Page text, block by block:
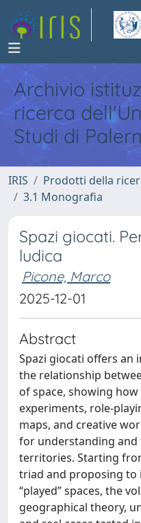
Archivio
ricerca
Studi di
IRIS Prodotti della
3.1 Monografia
Spazi giocati.
ludica
Picone, Marco
2025-12-01
Abstract
Spazi giocati offers
the relationship
of space, showing
experiments, role-
maps, and creative
for understanding
territories. Starting
triad and proposing to
“played” spaces, the
geographical theory,